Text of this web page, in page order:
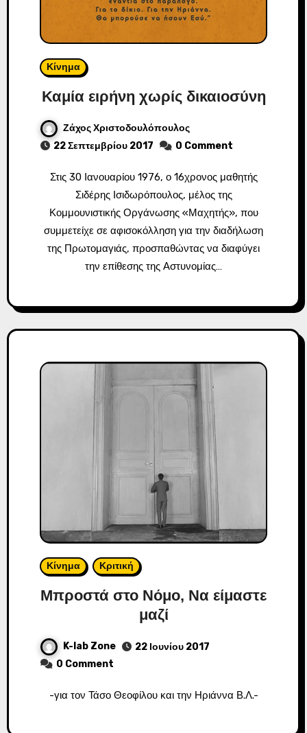
Κίνημα
Καμία ειρήνη χωρίς δικαιοσύνη
Ζάχος Χριστοδουλόπουλος
22 Σεπτεμβρίου 2017
0 Comment
Στις 30 Ιανουαρίου 1976, ο 16χρονος μαθητής
Σιδέρης Ισιδωρόπουλος, μέλος της
Κομμουνιστικής Οργάνωσης «Μαχητής», που
συμμετείχε σε αφισοκόλληση για την διαδήλωση
της Πρωτομαγιάς, προσπαθώντας να διαφύγει
την επίθεσης της Αστυνομίας…
Κίνημα Κριτική
Μπροστά στο Νόμο, Να είμαστε
μαζί
K-lab Zone
22 Ιουνίου 2017
0 Comment
-για τον Τάσο Θεοφίλου και την Ηριάννα Β.Λ.-